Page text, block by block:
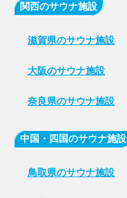
関西のサウナ施設
滋賀県のサウナ施設
大阪のサウナ施設
奈良県のサウナ施設
中国・四国のサウナ施設
鳥取県のサウナ施設